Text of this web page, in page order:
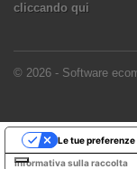
© 2026 - Software
cliccando qui
Informativa sulla raccolta
Le tue